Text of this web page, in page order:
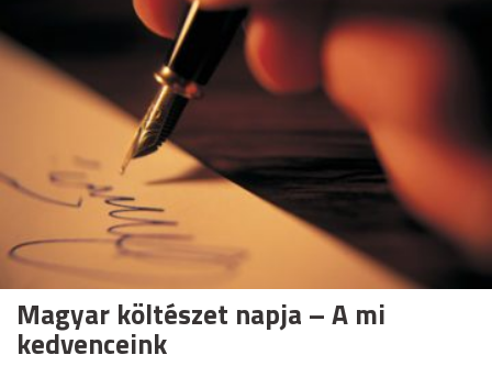
Magyar költészet napja – A mi
kedvenceink